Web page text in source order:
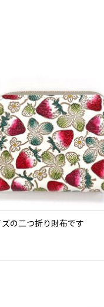
の二つ折り財布です